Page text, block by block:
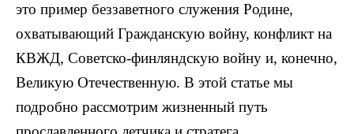
это пример беззаветного служения Родине,
охватывающий Гражданскую войну, конфликт на
КВЖД, Советско-финляндскую войну и, конечно,
Великую Отечественную. В этой статье мы
подробно рассмотрим жизненный путь